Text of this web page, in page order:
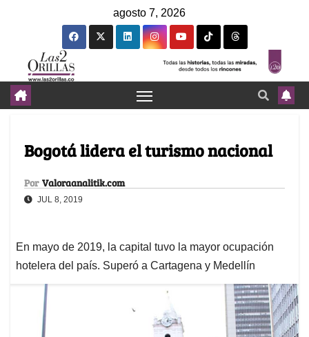
agosto 7, 2026
Bogotá lidera el turismo nacional
Por Valoraanalitik.com
JUL 8, 2019
En mayo de 2019, la capital tuvo la mayor ocupación
hotelera del país. Superó a Cartagena y Medellín